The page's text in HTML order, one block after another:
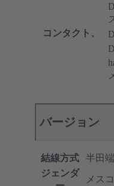
コンタクト、
バージョン
結線方式
半田
ジェンダ
メス